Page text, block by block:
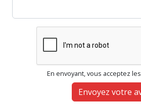
En envoyant, vous acceptez
Envoyez votre